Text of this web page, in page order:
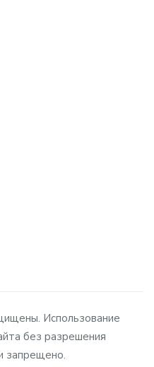
Использование
без разрешения
запрещено.